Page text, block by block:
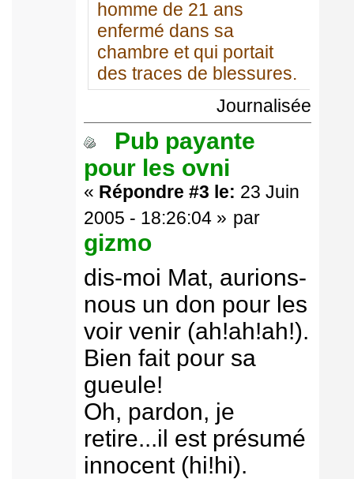
homme de 21 ans
enfermé dans sa
chambre et qui portait
des traces de blessures.
Journalisée
Pub payante
pour les ovni
« Répondre #3 le: 23 Juin
2005 - 18:26:04 » par
gizmo
dis-moi Mat, aurions-
nous un don pour les
voir venir (ah!ah!ah!).
Bien fait pour sa
gueule!
Oh, pardon, je
retire...il est présumé
innocent (hi!hi).